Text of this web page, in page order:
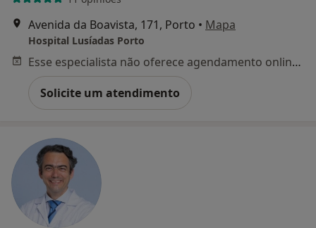
Avenida da Boavista, 171, Porto • Mapa
Hospital Lusíadas Porto
Esse especialista não oferece agendamento online para esse endereço.
Solicite um atendimento